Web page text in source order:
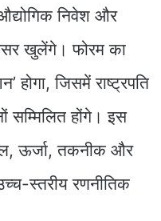
निवेश और
खुलेंगे। फोरम का
होगा, जिसमें राष्ट्रपति
सम्मिलित होंगे। इस
ऊर्जा, तकनीक और
स्तरीय रणनीतिक